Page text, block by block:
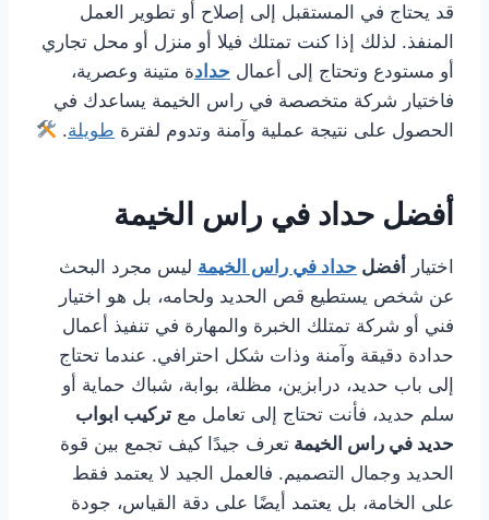
قد يحتاج في المستقبل إلى إصلاح أو تطوير العمل
المنفذ. لذلك إذا كنت تمتلك فيلا أو منزل أو محل تجاري
أو مستودع وتحتاج إلى أعمال حدادة متينة وعصرية،
فاختيار شركة متخصصة في راس الخيمة يساعدك في
الحصول على نتيجة عملية وآمنة وتدوم لفترة طويلة.
أفضل حداد في راس الخيمة
اختيار أفضل حداد في راس الخيمة ليس مجرد البحث
عن شخص يستطيع قص الحديد ولحامه، بل هو اختيار
فني أو شركة تمتلك الخبرة والمهارة في تنفيذ أعمال
حدادة دقيقة وآمنة وذات شكل احترافي. عندما تحتاج
إلى باب حديد، درابزين، مظلة، بوابة، شباك حماية أو
سلم حديد، فأنت تحتاج إلى تعامل مع تركيب ابواب
حديد في راس الخيمة تعرف جيدًا كيف تجمع بين قوة
الحديد وجمال التصميم. فالعمل الجيد لا يعتمد فقط
على الخامة، بل يعتمد أيضًا على دقة القياس، جودة